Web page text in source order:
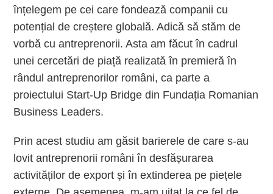
înțelegem pe cei care fondează companii cu
potențial de creștere globală. Adică să stăm de
vorbă cu antreprenorii. Asta am făcut în cadrul
unei cercetări de piață realizată în premieră în
rândul antreprenorilor români, ca parte a
proiectului Start-Up Bridge din Fundația Romanian
Business Leaders.
Prin acest studiu am găsit barierele de care s-au
lovit antreprenorii români în desfășurarea
activităților de export și în extinderea pe piețele